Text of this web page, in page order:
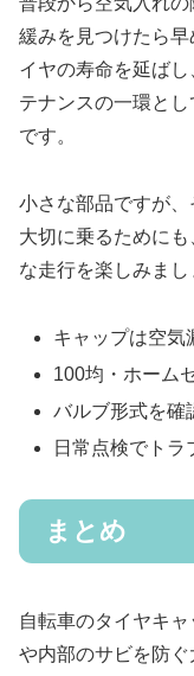
緩みを見つけたら
イヤの寿命を延ば
テナンスの一環と
です。
小さな部品ですが、
大切に乗るために
な走行を楽しみまし
キャップは空気
100均・ホーム
バルブ形式を確
日常点検でトラ
まとめ
自転車のタイヤキ
や内部のサビを防